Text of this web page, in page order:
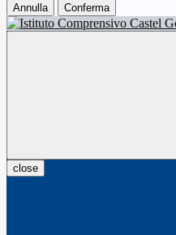
Annulla Conferma
close